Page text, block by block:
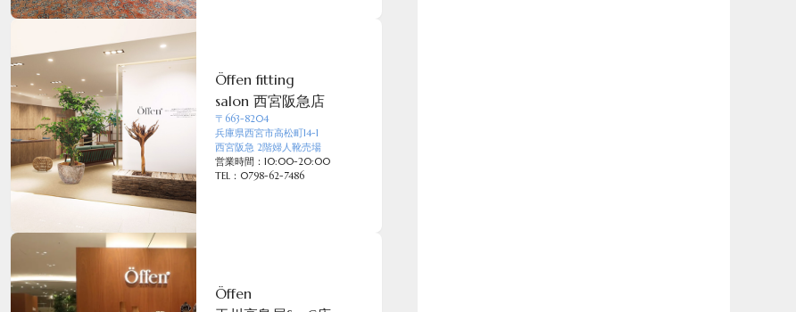
Öffen fitting
salon 西宮阪急店
〒663-8204
兵庫県西宮市高松町14-1
西宮阪急 2階婦人靴売場
営業時間：10:00-20:00
TEL：0798-62-7486
Öffen